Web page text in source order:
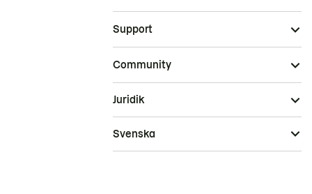
Support
Community
Juridik
Svenska